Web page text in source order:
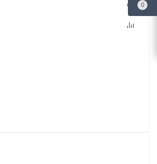
0